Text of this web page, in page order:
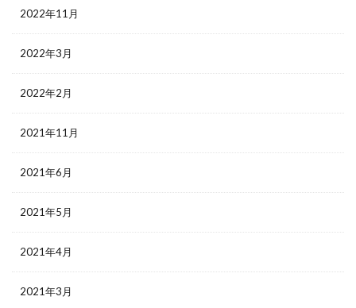
2022年11月
2022年3月
2022年2月
2021年11月
2021年6月
2021年5月
2021年4月
2021年3月